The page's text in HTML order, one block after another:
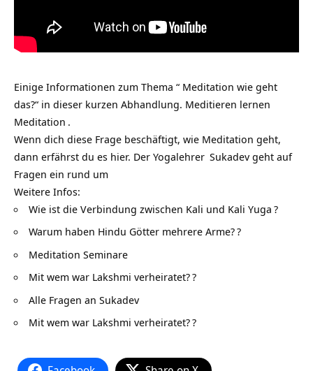
Einige Informationen zum Thema “ Meditation wie geht
das?“ in dieser kurzen Abhandlung. Meditieren lernen
Meditation .
Wenn dich diese Frage beschäftigt, wie Meditation geht,
dann erfährst du es hier. Der Yogalehrer Sukadev geht auf
Fragen ein rund um
Weitere Infos:
Wie ist die Verbindung zwischen Kali und Kali Yuga ?
Warum haben Hindu Götter mehrere Arme??
Meditation Seminare
Mit wem war Lakshmi verheiratet??
Alle Fragen an Sukadev
Mit wem war Lakshmi verheiratet??